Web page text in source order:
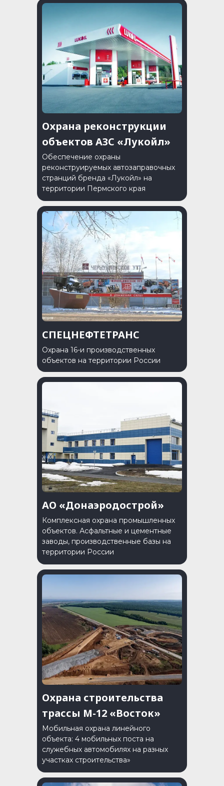
Охрана реконструкции
объектов АЗС «Лукойл»
Обеспечение охраны
реконструируемых автозаправочных
странций бренда «Лукойл» на
территории Пермского края
СПЕЦНЕФТЕТРАНС
Охрана 16-и производственных
объектов на территории России
Охрана строительства
трассы М-12 «Восток»
Мобильная охрана линейного
объекта: 4 мобильных поста на
служебных автомобилях на разных
участках строительства»
АО «Донаэродострой»
Комплексная охрана промышленных
объектов. Асфальтные и цементные
заводы, производственные базы на
территории России